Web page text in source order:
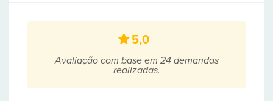
5,0
Avaliação com base em 24 demandas
realizadas.